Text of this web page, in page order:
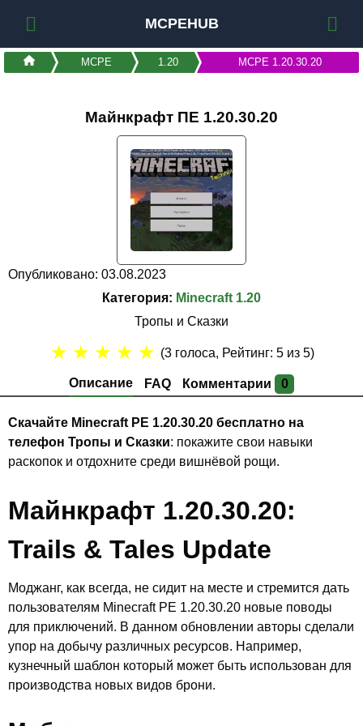
MCPEHUB
MCPE 1.20 MCPE 1.20.30.20
Майнкрафт ПЕ 1.20.30.20
Опубликовано: 03.08.2023
Категория: Minecraft 1.20
Тропы и Сказки
Описание FAQ Комментарии 0
★ ★ ★ ★ ★ (3голоса, Рейтинг: 5из 5)
Скачайте Minecraft PE 1.20.30.20 бесплатно на
телефон Тропы и Сказки: покажите свои навыки
раскопок и отдохните среди вишнёвой рощи.
Майнкрафт 1.20.30.20:
Trails & Tales Update
Моджанг, как всегда, не сидит на месте и стремится дать
пользователям Minecraft PE 1.20.30.20 новые поводы
для приключений. В данном обновлении авторы сделали
упор на добычу различных ресурсов. Например,
кузнечный шаблон который может быть использован для
производства новых видов брони.